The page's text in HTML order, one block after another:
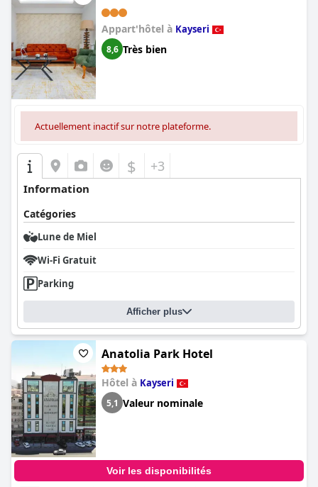
Appart'hôtel à Kayseri
8,6 Très bien
Actuellement inactif sur notre plateforme.
$ +3
Information
Catégories
Lune de Miel
Wi-Fi Gratuit
Parking
Afficher plus
Anatolia Park Hotel
Hôtel à Kayseri
5,1 Valeur nominale
Voir les disponibilités